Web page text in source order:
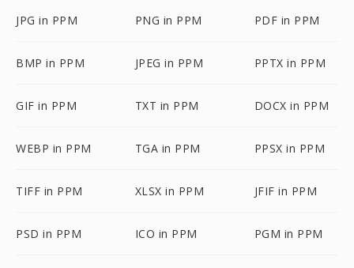
JPG in PPM PNG in PPM PDF in PPM
BMP in PPM JPEG in PPM PPTX in PPM
GIF in PPM TXT in PPM DOCX in PPM
WEBP in PPM TGA in PPM PPSX in PPM
TIFF in PPM XLSX in PPM JFIF in PPM
PSD in PPM ICO in PPM PGM in PPM